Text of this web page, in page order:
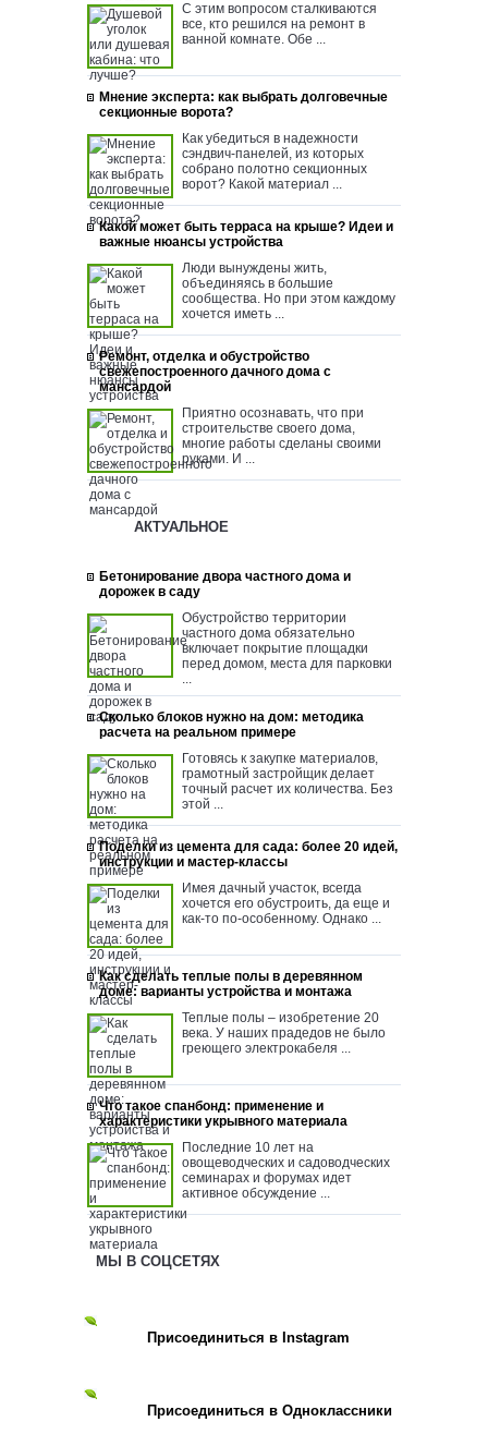
С этим вопросом сталкиваются
все, кто решился на ремонт в
ванной комнате. Обе ...
Мнение эксперта: как выбрать долговечные
секционные ворота?
Как убедиться в надежности
сэндвич-панелей, из которых
собрано полотно секционных
ворот? Какой материал ...
Какой может быть терраса на крыше? Идеи и
важные нюансы устройства
Люди вынуждены жить,
объединяясь в большие
сообщества. Но при этом каждому
хочется иметь ...
Ремонт, отделка и обустройство
свежепостроенного дачного дома с
мансардой
Приятно осознавать, что при
строительстве своего дома,
многие работы сделаны своими
руками. И ...
АКТУАЛЬНОЕ
Бетонирование двора частного дома и
дорожек в саду
Обустройство территории
частного дома обязательно
включает покрытие площадки
перед домом, места для парковки
...
Сколько блоков нужно на дом: методика
расчета на реальном примере
Готовясь к закупке материалов,
грамотный застройщик делает
точный расчет их количества. Без
этой ...
Поделки из цемента для сада: более 20 идей,
инструкции и мастер-классы
Имея дачный участок, всегда
хочется его обустроить, да еще и
как-то по-особенному. Однако ...
Как сделать теплые полы в деревянном
доме: варианты устройства и монтажа
Теплые полы – изобретение 20
века. У наших прадедов не было
греющего электрокабеля ...
Что такое спанбонд: применение и
характеристики укрывного материала
Последние 10 лет на
овощеводческих и садоводческих
семинарах и форумах идет
активное обсуждение ...
МЫ В СОЦСЕТЯХ
Присоединиться в Instagram
Присоединиться в Одноклассники